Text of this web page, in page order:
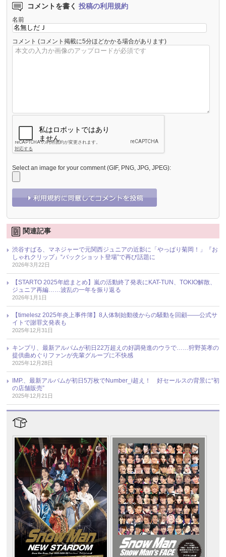
コメントを書く 投稿の利用規約
名前
コメント (コメント掲載に5分ほどかかる場合があります)
Select an image for your comment (GIF, PNG, JPG, JPEG):
関連記事
渋谷すばる、マネジャーで元関西ジュニアの近影に「やっぱり菊岡！」『お
しゃれクリップ』“バックショット登場”で再び話題に
2026年3月22日
【STARTO 2025年総まとめ】嵐の活動終了発表にKAT-TUN、TOKIO解散、
ジュニア再編……波乱の一年を振り返る
2026年1月1日
【timelesz 2025年炎上事件簿】8人体制始動後からの騒動を回顧――公式サ
イトで謝罪文発表も
2025年12月31日
キンプリ、最新アルバムが初日22万超えの好調発進のウラで……狩野英孝の
提供曲めぐりファンが先輩グループに不快感
2025年12月28日
IMP.、最新アルバムが初日5万枚でNumber_i超え！ 好セールスの背景に“初
の店舗販売”
2025年12月21日